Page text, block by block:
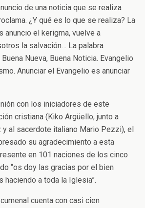
de una noticia que se realiza
¿Y qué es lo que se realiza? La
anuncio el kerigma, vuelve a
la salvación… La palabra
Nueva, Buena Noticia. Evangelio
Anunciar el Evangelio es anunciar
con los iniciadores de este
cristiana (Kiko Argüello, junto a
y al sacerdote italiano Mario Pezzi), el
su agradecimiento a esta
en 101 naciones de los cinco
“os doy las gracias por el bien
haciendo a toda la Iglesia”.
cuenta con casi cien